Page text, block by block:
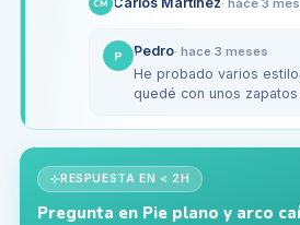
incómodo con la…
CM · hace 3
P Pedro· hace 3 meses
He probado varios
quedé con unos
duraderos. Si haces
RESPUESTA EN < 2H
Pregunta en Pie plano y arco